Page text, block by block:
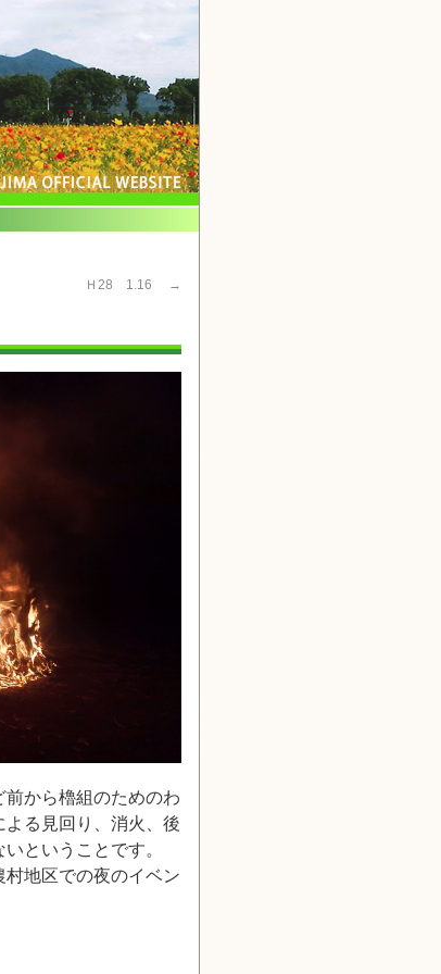
ぐり Ｈ28 1.16 →
から櫓組のためのわ
る見回り、消火、後
ということです。
地区での夜のイベン